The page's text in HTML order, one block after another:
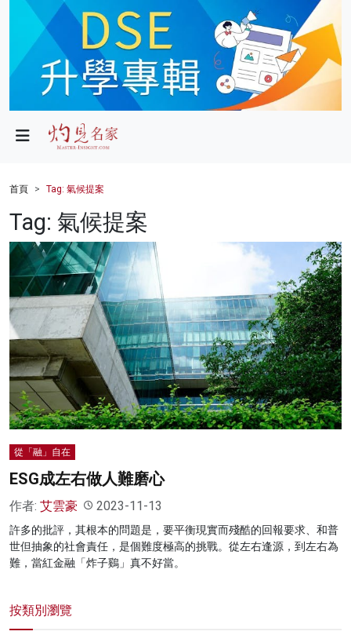
政局
財經
健康
商業
科技
影片
名家榜
灼見活動
首頁 Tag: 氣候提案
Tag: 氣候提案
從「融」自在
ESG成左右做人難磨心
作者: 艾雲豪 2023-11-13
許多的批評，其根本的問題是，要平衡現實而殘酷的回報要求、和普
世但抽象的社會責任，是個難度極高的挑戰。從左右逢源，到左右為
難，當紅金融「炸子鷄」真不好當。
按類別瀏覽